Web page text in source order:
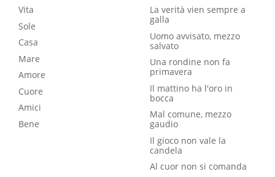
Vita
Sole
Casa
Mare
Amore
Cuore
Amici
Bene
La verità vien sempre a
galla
Uomo avvisato, mezzo
salvato
Una rondine non fa
primavera
Il mattino ha l'oro in
bocca
Mal comune, mezzo
gaudio
Il gioco non vale la
candela
Al cuor non si comanda